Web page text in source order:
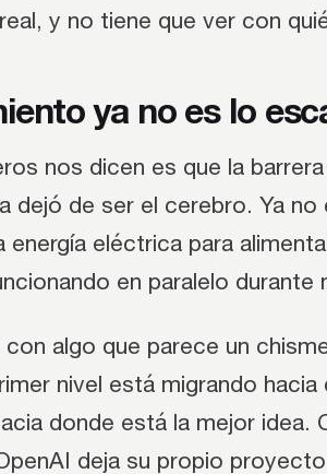
y no tiene que ver con
ya no es lo
nos dicen es que la
dejó de ser el cerebro. Ya
energía eléctrica para
en paralelo durante
algo que parece un
nivel está migrando hacia
donde está la mejor idea.
deja su propio